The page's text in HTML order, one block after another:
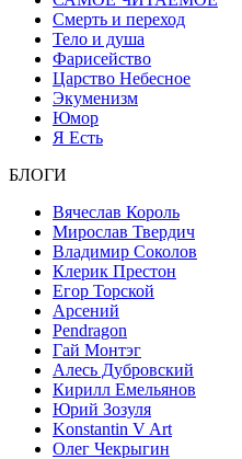
Смерть и переход
Тело и душа
Фарисейство
Царство Небесное
Экуменизм
Юмор
Я Есть
БЛОГИ
Вячеслав Король
Мирослав Твердич
Владимир Соколов
Клерик Престон
Егор Topской
Арсений
Pendragon
Гай Монтэг
Алесь Дубровский
Кирилл Емельянов
Юрий Зозуля
Konstantin V Art
Олег Чекрыгин